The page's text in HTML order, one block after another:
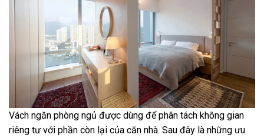
Vách ngăn phòng ngủ được dùng để phân tách không gian
riêng tư với phần còn lại của căn nhà. Sau đây là những ưu